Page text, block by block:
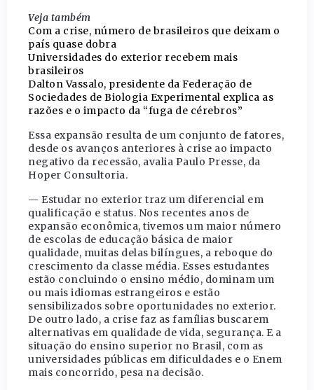
Veja também
Com a crise, número de brasileiros que deixam o
país quase dobra
Universidades do exterior recebem mais
brasileiros
Dalton Vassalo, presidente da Federação de
Sociedades de Biologia Experimental explica as
razões e o impacto da “fuga de cérebros”
Essa expansão resulta de um conjunto de fatores,
desde os avanços anteriores à crise ao impacto
negativo da recessão, avalia Paulo Presse, da
Hoper Consultoria.
— Estudar no exterior traz um diferencial em
qualificação e status. Nos recentes anos de
expansão econômica, tivemos um maior número
de escolas de educação básica de maior
qualidade, muitas delas bilíngues, a reboque do
crescimento da classe média. Esses estudantes
estão concluindo o ensino médio, dominam um
ou mais idiomas estrangeiros e estão
sensibilizados sobre oportunidades no exterior.
De outro lado, a crise faz as famílias buscarem
alternativas em qualidade de vida, segurança. E a
situação do ensino superior no Brasil, com as
universidades públicas em dificuldades e o Enem
mais concorrido, pesa na decisão.